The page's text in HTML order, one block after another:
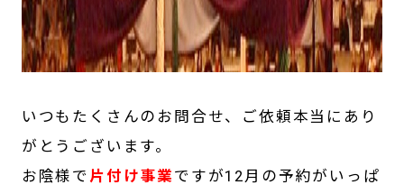
いつもたくさんのお問合せ、ご依頼本当にあり
がとうございます。
お陰様で片付け事業 ですが12月の予約がいっぱ